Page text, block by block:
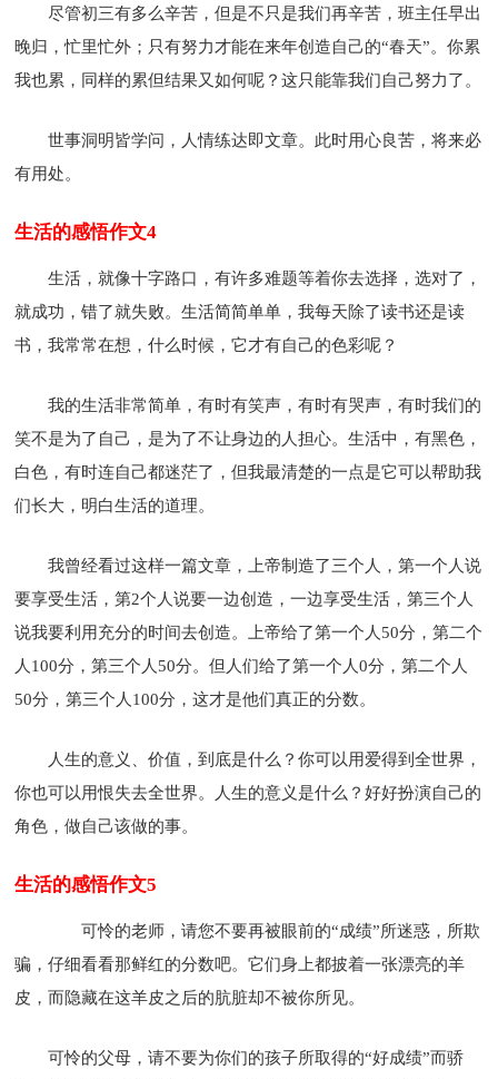
尽管初三有多么辛苦，但是不只是我们再辛苦，班主任早出
晚归，忙里忙外；只有努力才能在来年创造自己的“春天”。你累
我也累，同样的累但结果又如何呢？这只能靠我们自己努力了。
世事洞明皆学问，人情练达即文章。此时用心良苦，将来必
有用处。
生活的感悟作文4
生活，就像十字路口，有许多难题等着你去选择，选对了，
就成功，错了就失败。生活简简单单，我每天除了读书还是读
书，我常常在想，什么时候，它才有自己的色彩呢？
我的生活非常简单，有时有笑声，有时有哭声，有时我们的
笑不是为了自己，是为了不让身边的人担心。生活中，有黑色，
白色，有时连自己都迷茫了，但我最清楚的一点是它可以帮助我
们长大，明白生活的道理。
我曾经看过这样一篇文章，上帝制造了三个人，第一个人说
要享受生活，第2个人说要一边创造，一边享受生活，第三个人
说我要利用充分的时间去创造。上帝给了第一个人50分，第二个
人100分，第三个人50分。但人们给了第一个人0分，第二个人
50分，第三个人100分，这才是他们真正的分数。
人生的意义、价值，到底是什么？你可以用爱得到全世界，
你也可以用恨失去全世界。人生的意义是什么？好好扮演自己的
角色，做自己该做的事。
生活的感悟作文5
可怜的老师，请您不要再被眼前的“成绩”所迷惑，所欺
骗，仔细看看那鲜红的分数吧。它们身上都披着一张漂亮的羊
皮，而隐藏在这羊皮之后的肮脏却不被你所见。
可怜的父母，请不要为你们的孩子所取得的“好成绩”而骄